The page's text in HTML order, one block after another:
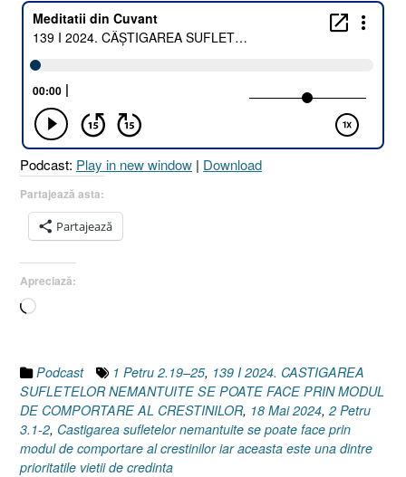
2024.
CÂȘTIGAREA
SUFLETELOR
PRIN
MODUL
1
Petru
2.19–
25]
18
Podcast: Play in new window | Download
Partajează asta:
Partajează
Apreciază:
Încarc...
Podcast 1 Petru 2.19–25, 139 I 2024. CASTIGAREA
SUFLETELOR NEMANTUITE SE POATE FACE PRIN MODUL
DE COMPORTARE AL CRESTINILOR, 18 Mai 2024, 2 Petru
3.1-2, Castigarea sufletelor nemantuite se poate face prin
modul de comportare al crestinilor iar aceasta este una dintre
prioritatile vietii de credinta